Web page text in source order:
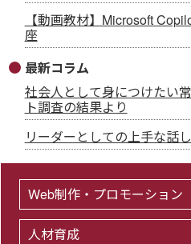
【動画教材】Microsoft
座
最新コラム
社会人として身につけたい
ト調査の結果より
リーダーとしての上手な話
Web制作・プロモーション
人材育成